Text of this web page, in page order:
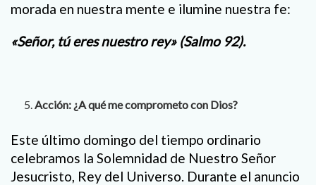
morada en nuestra mente e ilumine nuestra fe:
«Señor, tú eres nuestro rey» (Salmo 92).
Acción: ¿A qué me comprometo con Dios?
Este último domingo del tiempo ordinario
celebramos la Solemnidad de Nuestro Señor
Jesucristo, Rey del Universo. Durante el anuncio